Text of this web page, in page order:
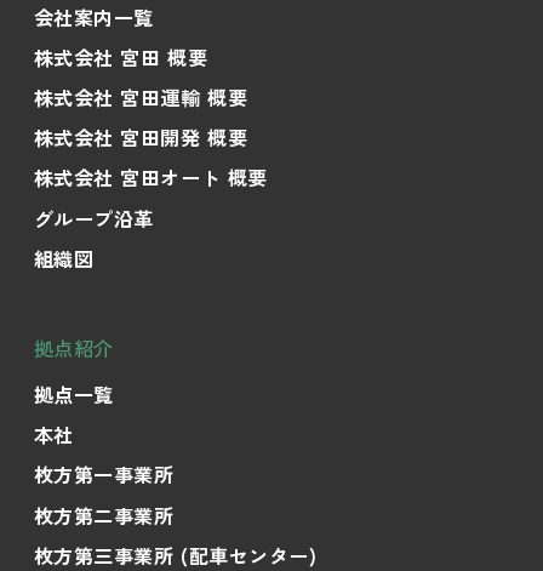
会社案内一覧
株式会社 宮田 概要
株式会社 宮田運輸 概要
株式会社 宮田開発 概要
株式会社 宮田オート 概要
グループ沿革
組織図
拠点紹介
拠点一覧
本社
枚方第一事業所
枚方第二事業所
枚方第三事業所 (配車センター)